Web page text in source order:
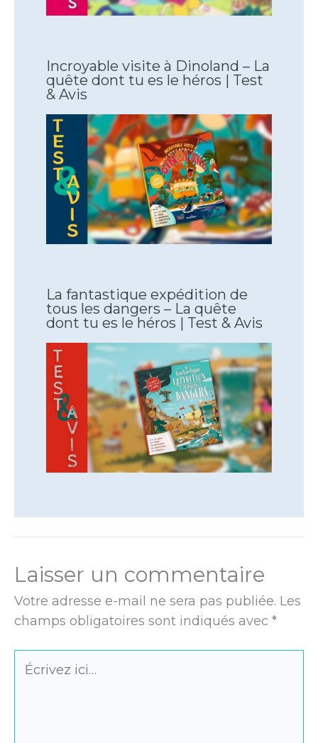
Incroyable visite à Dinoland – La
quête dont tu es le héros | Test
& Avis
La fantastique expédition de
tous les dangers – La quête
dont tu es le héros | Test & Avis
Laisser un commentaire
Votre adresse e-mail ne sera pas publiée. Les
champs obligatoires sont indiqués avec *
Écrivez
ici…